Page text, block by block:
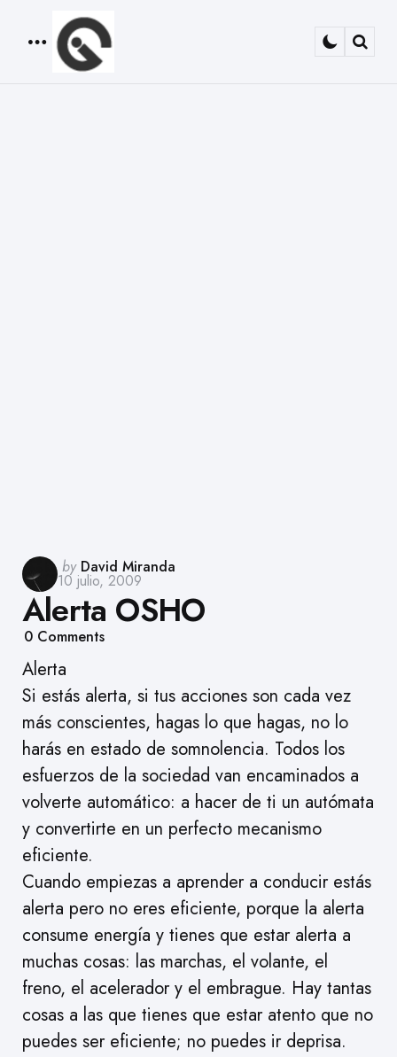
Menu
Posted
by
by David Miranda
10 julio, 2009
Alerta OSHO
0 Comments
Alerta
Si estás alerta, si tus acciones son cada vez
más conscientes, hagas lo que hagas, no lo
harás en estado de somnolencia. Todos los
esfuerzos de la sociedad van encaminados a
volverte automático: a hacer de ti un autómata
y convertirte en un perfecto mecanismo
eficiente.
Cuando empiezas a aprender a conducir estás
alerta pero no eres eficiente, porque la alerta
consume energía y tienes que estar alerta a
muchas cosas: las marchas, el volante, el
freno, el acelerador y el embrague. Hay tantas
cosas a las que tienes que estar atento que no
puedes ser eficiente; no puedes ir deprisa.